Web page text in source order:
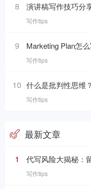
8 演讲稿写作技巧分享
写作tips
9 Marketing Plan怎么写？
写作tips
10 什么是批判性思维
写作tips
最新文章
1 代写风险大揭秘：
写作tips